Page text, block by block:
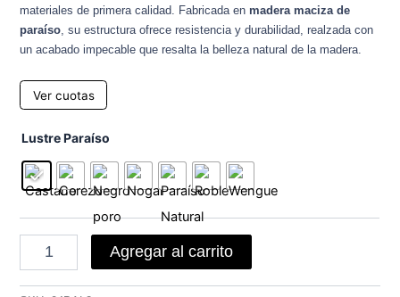
materiales de primera calidad. Fabricada enmadera maciza de
paraíso , su estructura ofrece resistencia y durabilidad, realzada con
un acabado impecable que resalta la belleza natural de la madera.
Ver cuotas
Lustre Paraíso
Silla
cantidad
Agregar al carrito